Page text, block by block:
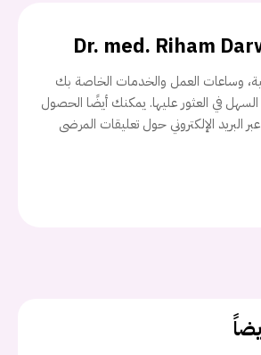
Dr. med. Riham
وساعات العمل والخدمات الخاصة بك
في العثور عليها. يمكنك أيضًا الحصول
البريد الإلكتروني حول تعليقات المرضى